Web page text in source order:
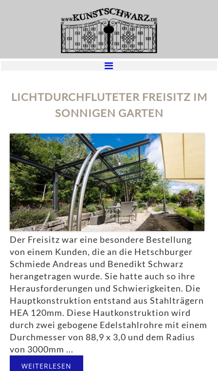
LICHTDURCHFLUTETER FREISITZ IM
SONNIGEN GARTEN
Der Freisitz war eine besondere Bestellung
von einem Kunden, die an die Hetschburger
Schmiede Andreas und Benedikt Schwarz
herangetragen wurde. Sie hatte auch so ihre
Herausforderungen und Schwierigkeiten. Die
Hauptkonstruktion entstand aus Stahlträgern
HEA 120mm. Diese Hautkonstruktion wird
durch zwei gebogene Edelstahlrohre mit einem
Durchmesser von 88,9 x 3,0 und dem Radius
von 3000mm ...
WEITERLESEN